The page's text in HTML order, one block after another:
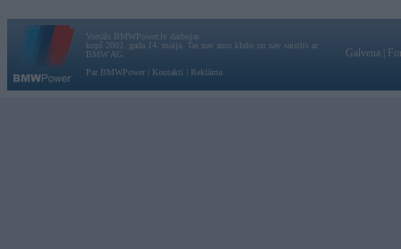
Vortāls BMWPower.lv darbojas
kopš 2002. gada 14. maija. Tas nav auto klubs un nav saistīts ar
BMW AG.
Par BMWPower
Kontakti Reklāma
Galvena